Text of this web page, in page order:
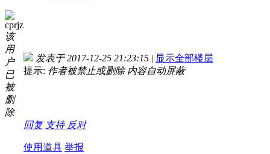
cprjz
该
用
户
已
被
删
除
发表于 2017-12-25 21:23:15 | 显示全部楼层
提示: 作者被禁止或删除 内容自动屏蔽
回复 支持 反对
使用道具 举报